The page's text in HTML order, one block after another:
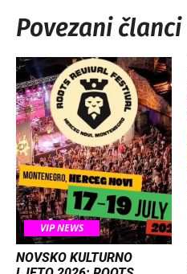
Povezani članci
VIP NEWS
NOVSKO KULTURNO